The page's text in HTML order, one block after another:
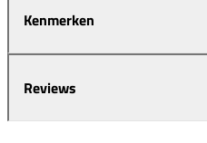
Kenmerken
Reviews